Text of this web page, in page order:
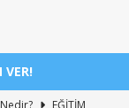
VER!
EĞITIM